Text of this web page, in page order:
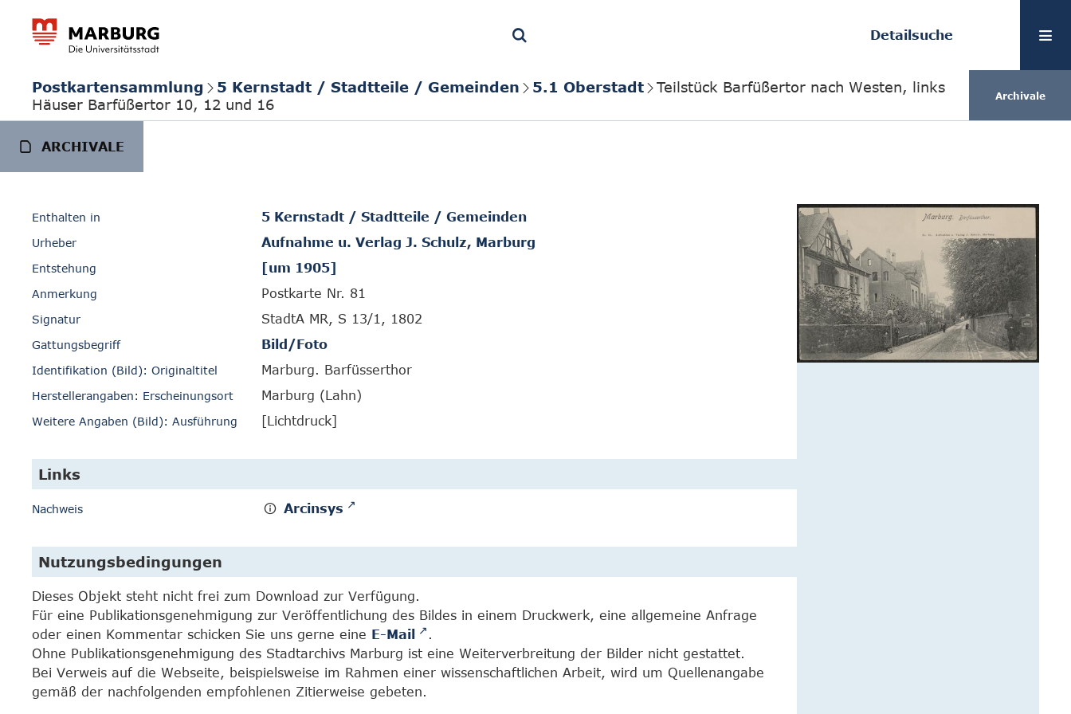
Detailsuche
Postkartensammlung 5 Kernstadt / Stadtteile / Gemeinden 5.1 Oberstadt
Teilstück Barfüßertor nach Westen, links
Häuser Barfüßertor 10, 12 und 16
Archivale
ARCHIVALE
Enthalten in 5 Kernstadt / Stadtteile / Gemeinden
Urheber Aufnahme u. Verlag J. Schulz, Marburg
Entstehung [um 1905]
Anmerkung Postkarte Nr. 81
Signatur StadtA MR, S 13/1, 1802
Gattungsbegriff Bild/Foto
Identifikation (Bild): Originaltitel Marburg. Barfüsserthor
Herstellerangaben: Erscheinungsort Marburg (Lahn)
Weitere Angaben (Bild): Ausführung [Lichtdruck]
Links
Nachweis Arcinsys
Nutzungsbedingungen
Dieses Objekt steht nicht frei zum Download zur Verfügung.
Für eine Publikationsgenehmigung zur Veröffentlichung des Bildes in einem Druckwerk, eine allgemeine Anfrage
oder einen Kommentar schicken Sie uns gerne eine E-Mail
.
Ohne Publikationsgenehmigung des Stadtarchivs Marburg ist eine Weiterverbreitung der Bilder nicht gestattet.
Bei Verweis auf die Webseite, beispielsweise im Rahmen einer wissenschaftlichen Arbeit, wird um Quellenangabe
gemäß der nachfolgenden empfohlenen Zitierweise gebeten.